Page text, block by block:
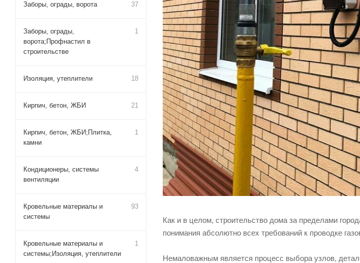
Как и в целом, строительство дома за пределами
понимания абсолютно всех требований к проводке
Немаловажным является процесс выбора узлов,
Заборы, ограды, ворота 37
Заборы, ограды,
ворота;Профнастил в
строительстве
1
Изоляция, утеплители 18
Кирпич, бетон, ЖБИ 21
Кирпич, бетон, ЖБИ;Плитка,
камни
1
Кондиционеры, системы
вентиляции
4
Кровельные материалы и
системы
93
Кровельные материалы и
системы;Изоляция, утеплители
1